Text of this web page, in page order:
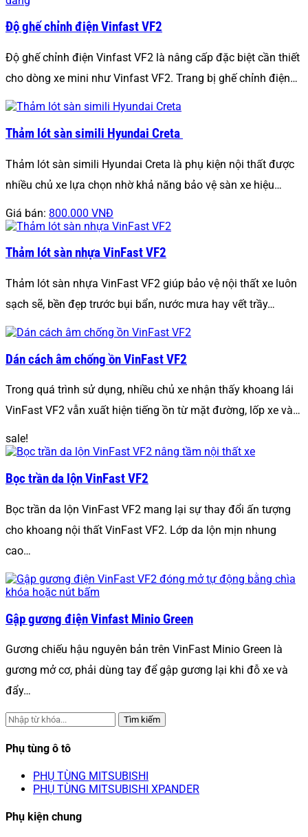
Độ ghế chỉnh điện Vinfast VF2
Độ ghế chỉnh điện Vinfast VF2 là nâng cấp đặc biệt cần thiết
cho dòng xe mini như Vinfast VF2. Trang bị ghế chỉnh điện…
Thảm lót sàn simili Hyundai Creta
Thảm lót sàn simili Hyundai Creta là phụ kiện nội thất được
nhiều chủ xe lựa chọn nhờ khả năng bảo vệ sàn xe hiệu…
Giá bán: 800.000 VNĐ
Thảm lót sàn nhựa VinFast VF2
Thảm lót sàn nhựa VinFast VF2 giúp bảo vệ nội thất xe luôn
sạch sẽ, bền đẹp trước bụi bẩn, nước mưa hay vết trầy…
Dán cách âm chống ồn VinFast VF2
Trong quá trình sử dụng, nhiều chủ xe nhận thấy khoang lái
VinFast VF2 vẫn xuất hiện tiếng ồn từ mặt đường, lốp xe và…
sale!
Bọc trần da lộn VinFast VF2
Bọc trần da lộn VinFast VF2 mang lại sự thay đổi ấn tượng
cho khoang nội thất VinFast VF2. Lớp da lộn mịn nhung
cao…
Gập gương điện Vinfast Minio Green
Gương chiếu hậu nguyên bản trên VinFast Minio Green là
gương mở cơ, phải dùng tay để gập gương lại khi đỗ xe và
đẩy…
Tìm kiếm
Phụ tùng ô tô
PHỤ TÙNG MITSUBISHI
PHỤ TÙNG MITSUBISHI XPANDER
Phụ kiện chung